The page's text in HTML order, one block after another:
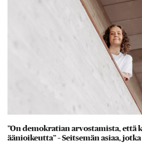
”On demokratian arvostamista, että
äänioikeutta” – Seitsemän asiaa,